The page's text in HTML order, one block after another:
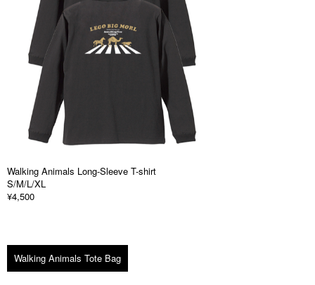
Walking Animals Long-Sleeve T-shirt
S/M/L/XL
¥4,500
Walking Animals Tote Bag